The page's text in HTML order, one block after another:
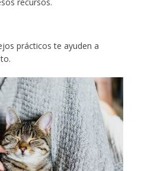
recursos.
prácticos te ayuden a